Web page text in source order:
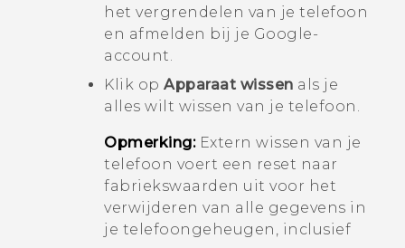
het vergrendelen van je telefoon
en afmelden bij je Google-
account.
Klik op Apparaat wissen als je
alles wilt wissen van je telefoon.
Opmerking:Extern wissen van je
telefoon voert een reset naar
fabriekswaarden uit voor het
verwijderen van alle gegevens in
je telefoongeheugen, inclusief